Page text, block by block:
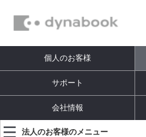
個人のお客様
サポート
会社情報
法人のお客様のメニュー